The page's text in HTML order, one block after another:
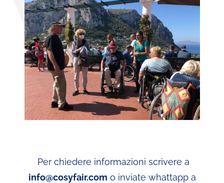
Per chiedere informazioni scrivere a
info@cosyfair.com o inviate whattapp a